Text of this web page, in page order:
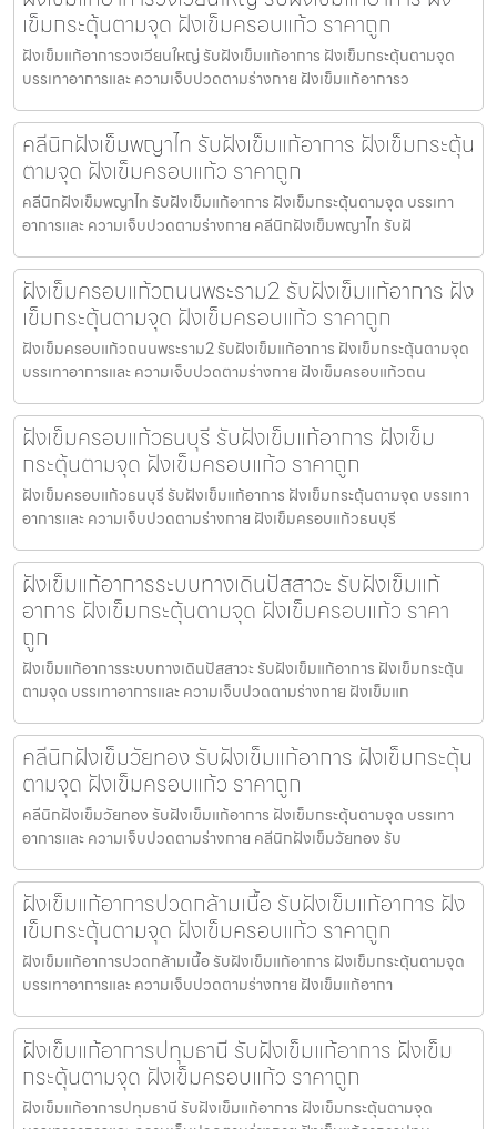
เข็มกระตุ้นตามจุด ฝังเข็มครอบแก้ว ราคาถูก
ฝังเข็มแก้อาการวงเวียนใหญ่ รับฝังเข็มแก้อาการ ฝังเข็มกระตุ้นตามจุด
บรรเทาอาการและ ความเจ็บปวดตามร่างกาย ฝังเข็มแก้อาการว
คลีนิกฝังเข็มพญาไท รับฝังเข็มแก้อาการ ฝังเข็มกระตุ้น
ตามจุด ฝังเข็มครอบแก้ว ราคาถูก
คลีนิกฝังเข็มพญาไท รับฝังเข็มแก้อาการ ฝังเข็มกระตุ้นตามจุด บรรเทา
อาการและ ความเจ็บปวดตามร่างกาย คลีนิกฝังเข็มพญาไท รับฝั
ฝังเข็มครอบแก้วถนนพระราม2 รับฝังเข็มแก้อาการ ฝัง
เข็มกระตุ้นตามจุด ฝังเข็มครอบแก้ว ราคาถูก
ฝังเข็มครอบแก้วถนนพระราม2 รับฝังเข็มแก้อาการ ฝังเข็มกระตุ้นตามจุด
บรรเทาอาการและ ความเจ็บปวดตามร่างกาย ฝังเข็มครอบแก้วถน
ฝังเข็มครอบแก้วธนบุรี รับฝังเข็มแก้อาการ ฝังเข็ม
กระตุ้นตามจุด ฝังเข็มครอบแก้ว ราคาถูก
ฝังเข็มครอบแก้วธนบุรี รับฝังเข็มแก้อาการ ฝังเข็มกระตุ้นตามจุด บรรเทา
อาการและ ความเจ็บปวดตามร่างกาย ฝังเข็มครอบแก้วธนบุรี
ฝังเข็มแก้อาการระบบทางเดินปัสสาวะ รับฝังเข็มแก้
อาการ ฝังเข็มกระตุ้นตามจุด ฝังเข็มครอบแก้ว ราคา
ถูก
ฝังเข็มแก้อาการระบบทางเดินปัสสาวะ รับฝังเข็มแก้อาการ ฝังเข็มกระตุ้น
ตามจุด บรรเทาอาการและ ความเจ็บปวดตามร่างกาย ฝังเข็มแก
คลีนิกฝังเข็มวัยทอง รับฝังเข็มแก้อาการ ฝังเข็มกระตุ้น
ตามจุด ฝังเข็มครอบแก้ว ราคาถูก
คลีนิกฝังเข็มวัยทอง รับฝังเข็มแก้อาการ ฝังเข็มกระตุ้นตามจุด บรรเทา
อาการและ ความเจ็บปวดตามร่างกาย คลีนิกฝังเข็มวัยทอง รับ
ฝังเข็มแก้อาการปวดกล้ามเนื้อ รับฝังเข็มแก้อาการ ฝัง
เข็มกระตุ้นตามจุด ฝังเข็มครอบแก้ว ราคาถูก
ฝังเข็มแก้อาการปวดกล้ามเนื้อ รับฝังเข็มแก้อาการ ฝังเข็มกระตุ้นตามจุด
บรรเทาอาการและ ความเจ็บปวดตามร่างกาย ฝังเข็มแก้อากา
ฝังเข็มแก้อาการปทุมธานี รับฝังเข็มแก้อาการ ฝังเข็ม
กระตุ้นตามจุด ฝังเข็มครอบแก้ว ราคาถูก
ฝังเข็มแก้อาการปทุมธานี รับฝังเข็มแก้อาการ ฝังเข็มกระตุ้นตามจุด